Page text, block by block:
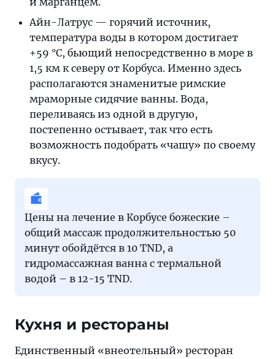
Айн-Латрус — горячий источник,
температура воды в котором достигает
+59 °C, бьющий непосредственно в море в
1,5 км к северу от Корбуса. Именно здесь
располагаются знаменитые римские
мраморные сидячие ванны. Вода,
переливаясь из одной в другую,
постепенно остывает, так что есть
возможность подобрать «чашу» по своему
вкусу.
Цены на лечение в Корбусе божеские –
общий массаж продолжительностью 50
минут обойдётся в 10 TND, а
гидромассажная ванна с термальной
водой – в 12-15 TND.
Кухня и рестораны
Единственный «внеотельный» ресторан